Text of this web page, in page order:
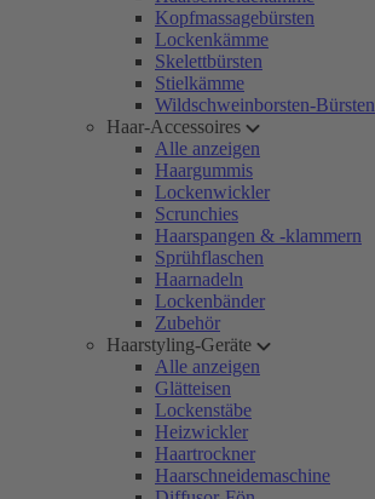
Kopfmassagebürsten
Lockenkämme
Skelettbürsten
Stielkämme
Wildschweinborsten-Bürsten
Haar-Accessoires
Alle anzeigen
Haargummis
Lockenwickler
Scrunchies
Haarspangen & -klammern
Sprühflaschen
Haarnadeln
Lockenbänder
Zubehör
Haarstyling-Geräte
Alle anzeigen
Glätteisen
Lockenstäbe
Heizwickler
Haartrockner
Haarschneidemaschine